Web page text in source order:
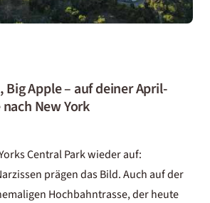
Apple – auf deiner April-
New York
Central Park wieder auf:
prägen das Bild. Auch auf der
Hochbahntrasse, der heute